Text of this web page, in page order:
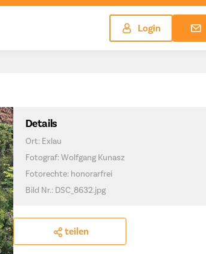
Login
Details
Ort: Exlau
Fotograf: Wolfgang Kunasz
Fotorechte: honorarfrei
Bild Nr.: DSC_8632.jpg
teilen